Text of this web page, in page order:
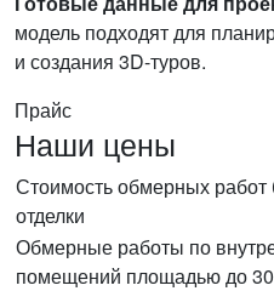
модель подходят для
и создания 3D-туров.
Прайс
Наши цены
Стоимость обмерных работ
отделки
Обмерные работы по
помещений площадью до